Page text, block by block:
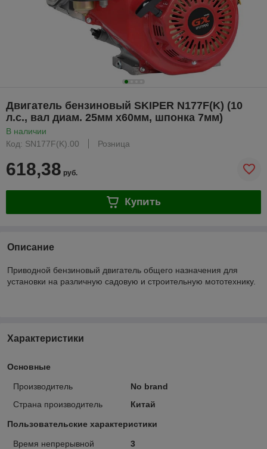
Двигатель бензиновый SKIPER N177F(K) (10
л.с., вал диам. 25мм х60мм, шпонка 7мм)
В наличии
Код: SN177F(K).00
Розница
618,38 руб.
Купить
Описание
Приводной бензиновый двигатель общего назначения для
установки на различную садовую и строительную мототехнику.
Характеристики
Основные
Производитель
No brand
Страна производитель
Китай
Пользовательские характеристики
Время непрерывной
3